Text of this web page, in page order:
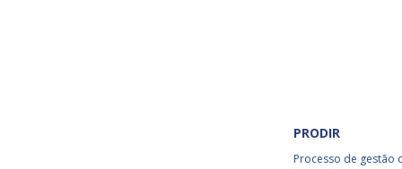
PRODIR
Processo de gestão